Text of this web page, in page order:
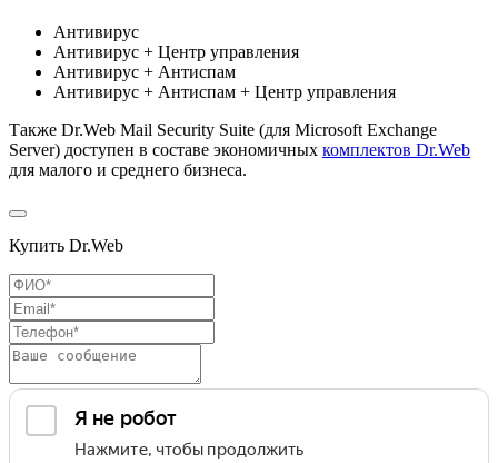
Антивирус
Антивирус + Центр управления
Антивирус + Антиспам
Антивирус + Антиспам + Центр управления
Также Dr.Web Mail Security Suite (для Microsoft Exchange
Server) доступен в составе экономичных комплектов Dr.Web
для малого и среднего бизнеса.
Купить Dr.Web